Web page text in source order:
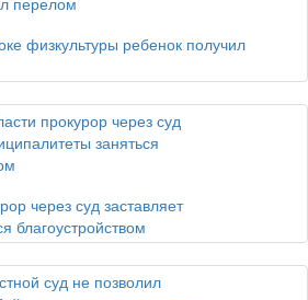
физкультуры ребенок получил
через суд заставляет
благоустройством